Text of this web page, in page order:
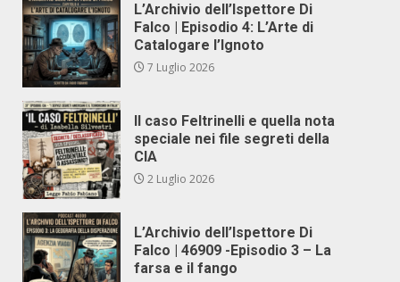
L’Archivio dell’Ispettore Di
Falco | Episodio 4: L’Arte di
Catalogare l’Ignoto
7 Luglio 2026
Il caso Feltrinelli e quella nota
speciale nei file segreti della
CIA
2 Luglio 2026
L’Archivio dell’Ispettore Di
Falco | 46909 -Episodio 3 – La
farsa e il fango